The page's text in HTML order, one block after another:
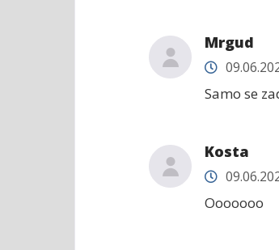
Mrgud
Samo se
Kosta
Ooooooo